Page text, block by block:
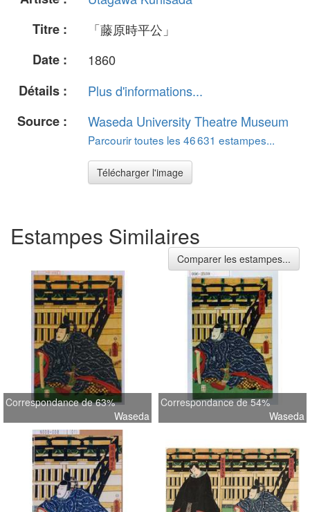
Titre :
「藤原時平公」
Date :
1860
Détails :
Plus d'informations...
Source :
Waseda University Theatre Museum
Parcourir toutes les 46 631 estampes...
Télécharger l'image
Estampes Similaires
Comparer les estampes...
Correspondance de 63%
Waseda
Correspondance de 54%
Waseda